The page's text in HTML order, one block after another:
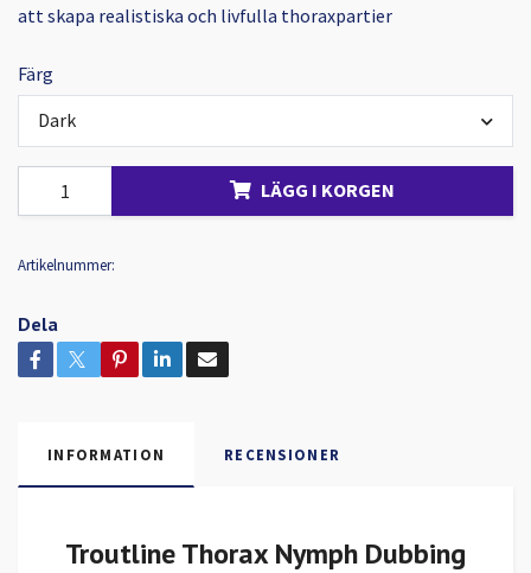
att skapa realistiska och livfulla thoraxpartier
Färg
Dark
LÄGG I KORGEN
Artikelnummer:
Dela
INFORMATION RECENSIONER
Troutline Thorax Nymph Dubbing